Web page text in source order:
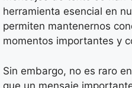
herramienta esencial en
permiten mantenernos
momentos importantes y
Sin embargo, no es raro
que un mensaje